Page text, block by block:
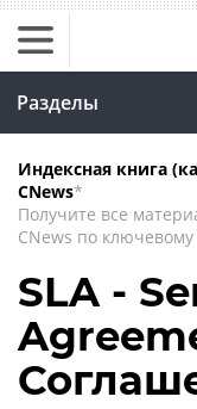
Разделы
Индексная книга
CNews*
Получите все
CNews по ключевому
SLA -